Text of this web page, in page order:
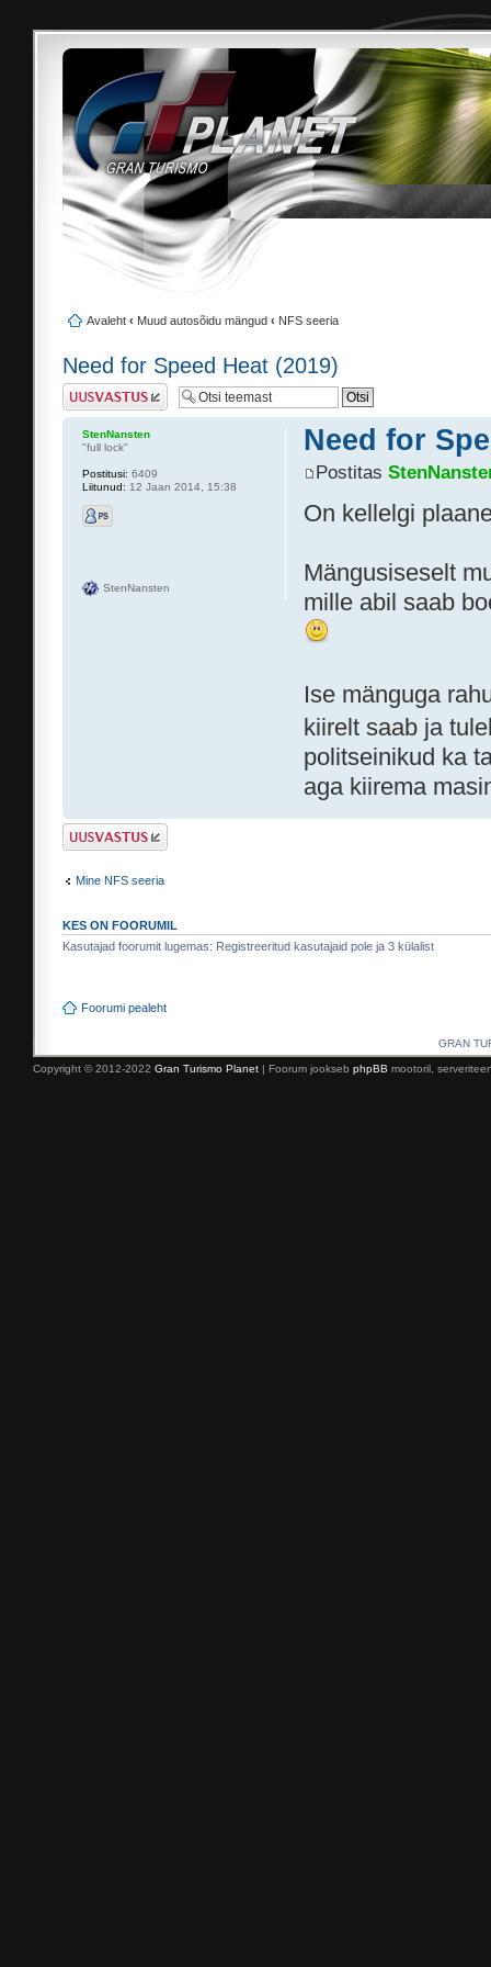
Avaleht ‹ Muud autosõidu mängud ‹ NFS seeria
Need for Speed Heat (2019)
Postita vastus
Need for
Postitas
On kellelgi
Mängusiseselt
mille abil saab
Ise mänguga
kiirelt saab ja
politseinikud ka
aga kiirema
StenNansten
"full lock"
Postitusi: 6409
Liitunud: 12 Jaan 2014, 15:38
StenNansten
Postita vastus
Mine NFS seeria
KES ON FOORUMIL
Kasutajad foorumit lugemas: Registreeritud kasutajaid pole ja 3 külalist
Foorumi pealeht
GRAN
Copyright © 2012-2022 Gran Turismo Planet | Foorum jookseb phpBB mootoril,